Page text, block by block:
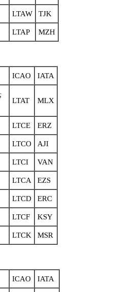
LTAW TJK
LTAP MZH
ICAO IATA
LTAT MLX
LTCE ERZ
LTCO AJI
LTCI VAN
LTCA EZS
LTCD ERC
LTCF KSY
LTCK MSR
ICAO IATA